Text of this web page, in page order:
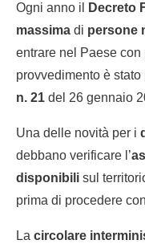
Ogni anno il Decreto
massima di persone
entrare nel Paese
provvedimento è
n. 21 del 26 gennaio
Una delle novità per i
debbano verificare l’
disponibili sul
prima di procedere
La circolare